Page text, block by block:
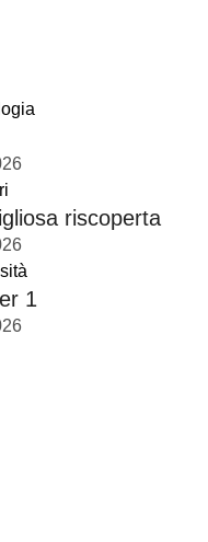
riscoperta
1